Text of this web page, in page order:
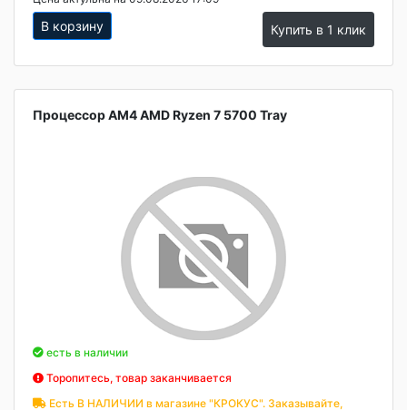
В корзину Купить в 1 клик
Процессор AM4 AMD Ryzen 7 5700 Tray
есть в наличии
Торопитесь, товар заканчивается
Есть В НАЛИЧИИ в магазине "КРОКУС". Заказывайте,